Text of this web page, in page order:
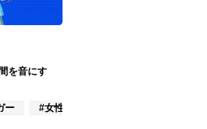
を音にす
ー #女性ユニット